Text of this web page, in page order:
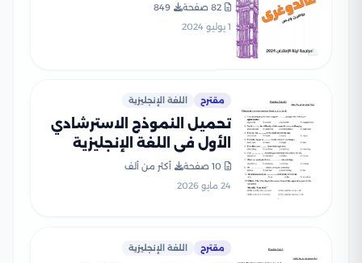
82 صفحة
849
1 يوليو 2024
مقترح اللغة الإنجليزية
تحميل النموذج الاسترشادي
الأول في اللغة الإنجليزية
للصف الثالث الثانوي 2026
10 صفحة
أكثر من ألف
24 مايو 2026
مقترح اللغة الإنجليزية